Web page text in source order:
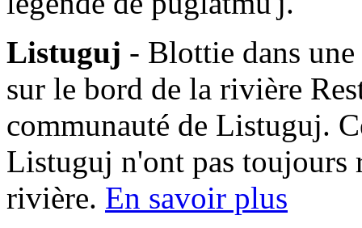
Listuguj - Blottie dans une
sur le bord de la rivière
communauté de Listuguj.
Listuguj n'ont pas toujours
rivière. En savoir plus